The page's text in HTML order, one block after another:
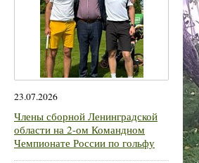
23.07.2026
Члены сборной Ленинградской
области на 2-ом Командном
Чемпионате России по гольфу